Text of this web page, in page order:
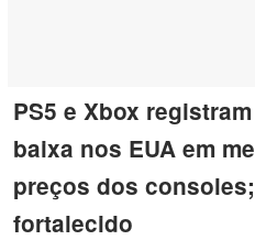
PS5 e Xbox
baixa nos EUA em
preços dos
fortalecido